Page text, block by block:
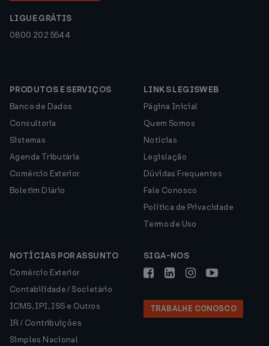
LIGUE GRÁTIS
0800 202 5544
PRODUTOS E SERVIÇOS
Banco de Dados
Consultoria
Sistemas
Agenda Tributária
Comércio Exterior
Boletim Diário
LINKS LEGISWEB
Página Inicial
Quem Somos
Notícias
Legislação
Dúvidas Frequentes
Fale Conosco
Política de Privacidade
Termo de Uso
NOTÍCIAS POR ASSUNTO
Comércio Exterior
Contabilidade / Societário
ICMS, IPI, ISS e Outros
IR / Contribuições
Simples Nacional
SIGA-NOS
TRABALHE CONOSCO